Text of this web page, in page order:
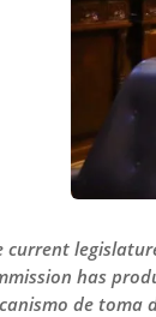
current
has
de toma